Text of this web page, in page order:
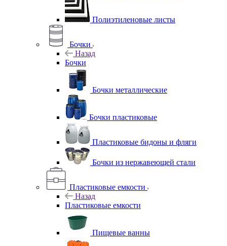
Полиэтиленовые листы
Бочки
Назад
Бочки
Бочки металлические
Бочки пластиковые
Пластиковые бидоны и фляги
Бочки из нержавеющей стали
Пластиковые емкости
Назад
Пластиковые емкости
Пищевые ванны